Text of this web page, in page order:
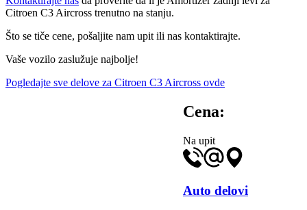
Citroen C3 Aircross trenutno na stanju.
Što se tiče cene, pošaljite nam upit ili nas kontaktirajte.
Vaše vozilo zaslužuje najbolje!
Pogledajte sve delove za Citroen C3 Aircross ovde
Cena:
Na upit
Auto delovi